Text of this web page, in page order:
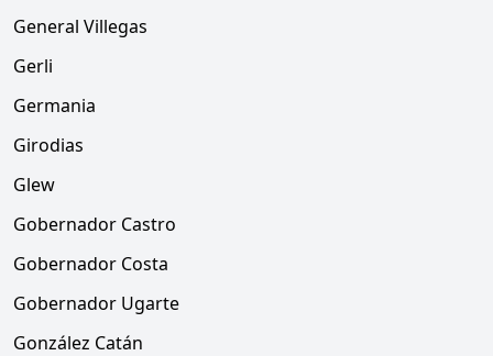
General Villegas
Gerli
Germania
Girodias
Glew
Gobernador Castro
Gobernador Costa
Gobernador Ugarte
González Catán